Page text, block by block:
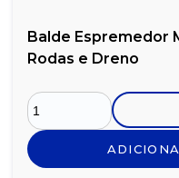
Balde Espremedor
Rodas e Dreno